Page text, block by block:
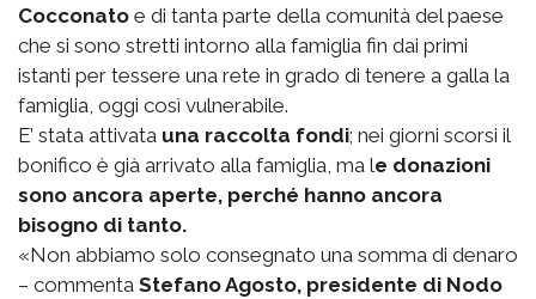
Cocconato e di tanta parte della comunità del paese
che si sono stretti intorno alla famiglia fin dai primi
istanti per tessere una rete in grado di tenere a galla la
famiglia, oggi così vulnerabile.
E’ stata attivata una raccolta fondi; nei giorni scorsi il
bonifico è già arrivato alla famiglia, ma le donazioni
sono ancora aperte, perché hanno ancora
bisogno di tanto.
«Non abbiamo solo consegnato una somma di denaro
– commenta Stefano Agosto, presidente di Nodo